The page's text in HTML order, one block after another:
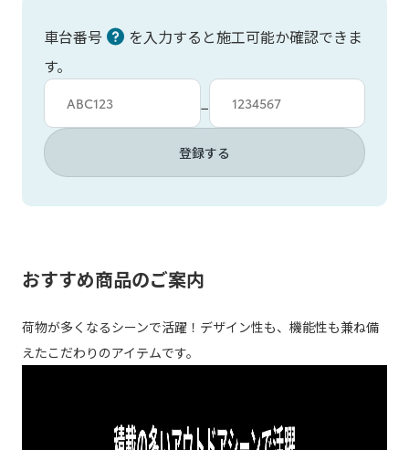
車台番号
を入力すると施工可能か確認できま
す。
車台カタシキ入力
−
車台番号入力
登録する
おすすめ商品のご案内
荷物が多くなるシーンで活躍！デザイン性も、機能性も兼ね備
えたこだわりのアイテムです。